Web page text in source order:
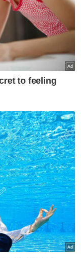
Klik di sini!